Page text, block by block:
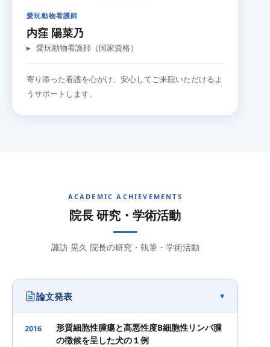
愛玩動物看護師
内窪 陽菜乃
愛玩動物看護師（国家資格）
寄り添った看護を心がけ、安心してご来院いただけるよ
うサポートします。
ACADEMIC ACHIEVEMENTS
院長 研究・学術活動
諏訪 晃久 院長の研究・執筆・学術活動
論文発表
2016
形質細胞性腫瘍と高悪性度B細胞性リンパ腫
の徴候を呈した犬の１例